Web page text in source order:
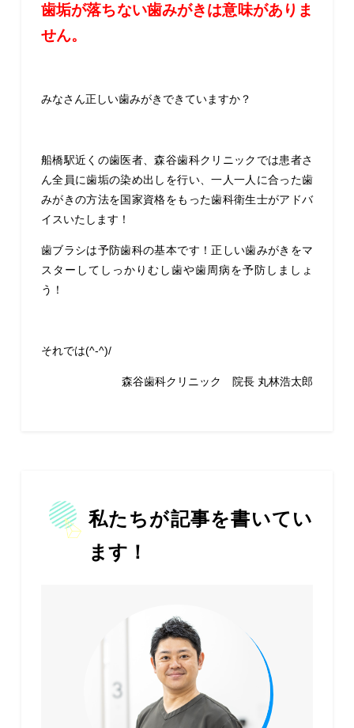
歯垢が落ちない歯みがきは意味がありま
せん。
みなさん正しい歯みがきできていますか？
船橋駅近くの歯医者、森谷歯科クリニックでは患者さ
ん全員に歯垢の染め出しを行い、一人一人に合った歯
みがきの方法を国家資格をもった歯科衛生士がアドバ
イスいたします！
歯ブラシは予防歯科の基本です！正しい歯みがきをマ
スターしてしっかりむし歯や歯周病を予防しましょ
う！
それでは(^-^)/
森谷歯科クリニック 院長 丸林浩太郎
私たちが記事を書いてい
ます！